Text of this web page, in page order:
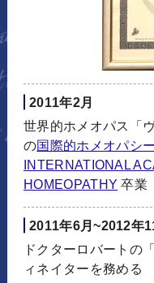
2011年2月
世界的ホメオパス「
の国際的ホメオパシ
INTERNATIONAL
HOMEOPATHY 卒業
2011年6月~2012年
ドクターロバートの
ィネイターを務める